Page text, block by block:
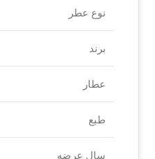
نوع عطر
برند
عطار
طبع
سال عرضه